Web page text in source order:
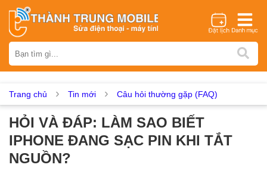
iPhone Samsung Oppo Xiaomi Realme Vivo
Asus Sony Vertu LG Tecno
Dịch vụ sửa chữa
Thay pin
Trang chủ Tin mới Câu hỏi thường gặp (FAQ)
HỎI VÀ ĐÁP: LÀM SAO BIẾT
IPHONE ĐANG SẠC PIN KHI TẮT
NGUỒN?